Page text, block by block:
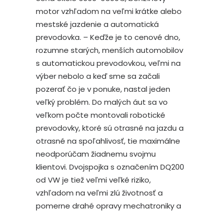
motor vzhľadom na veľmi krátke alebo
mestské jazdenie a automatická
prevodovka. – Keďže je to cenové dno,
rozumne starých, menších automobilov
s automatickou prevodovkou, veľmi na
výber nebolo a keď sme sa začali
pozerať čo je v ponuke, nastal jeden
veľký problém. Do malých áut sa vo
veľkom počte montovali robotické
prevodovky, ktoré sú otrasné na jazdu a
otrasné na spoľahlivosť, tie maximálne
neodporúčam žiadnemu svojmu
klientovi. Dvojspojka s označením DQ200
od VW je tiež veľmi veľké riziko,
vzhľadom na veľmi zlú životnosť a
pomerne drahé opravy mechatroniky a